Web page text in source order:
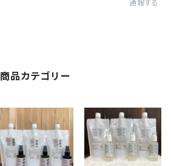
通報する
商品カテゴリー